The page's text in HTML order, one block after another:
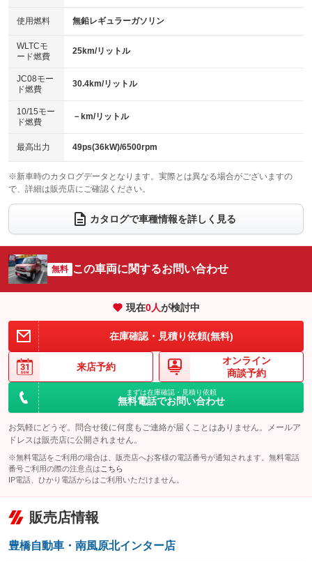
100V電源
：装備なし
センターデフロック
：装備なし
電動格納ミラー
：装備あり
バックカメラ
：装備あり
エアロ
：装備なし
：装備なし
パワーシート
ベンチシート
：装備なし
チップアップシート
：装備なし
：装備なし ：装備あり
ウォークスルー
：装備なし
電動リアゲート フロントカメラ
：装備なし
：装備なし ：装備なし
サイドカメラ
：装備なし ルーフレール
：装備なし
：装備なし
：装備なし
使用燃料 無鉛レギュラーガソリン
WLTCモ
ード燃費
25km/リットル
JC08モー
ド燃費
30.4km/リットル
10/15モー
ド燃費
－km/リットル
最高出力 49ps(36kW)/6500rpm
※新車時のカタログデータとなります。実際とは異なる場合がございますの
で、詳細は販売店にご確認ください。
カタログで車種情報を詳しく見る
無料 この車両に関するお問い合わせ
現在0人が検討中
在庫確認・見積り依頼(無料)
来店予約
オンライン
商談予約
まずは在庫確認・見積り依頼
無料電話でお問い合わせ
お気軽にどうぞ。問合せ後に何度もご連絡が届くことはありません。メールア
ドレスは販売店に公開されません。
※無料電話をご利用の場合は、販売店へお客様の電話番号が通知されます。無料電話
番号ご利用の際の注意点は こちら
IP電話、ひかり電話からはご利用いただけません。
販売店情報
豊橋自動車・南風原北インター店